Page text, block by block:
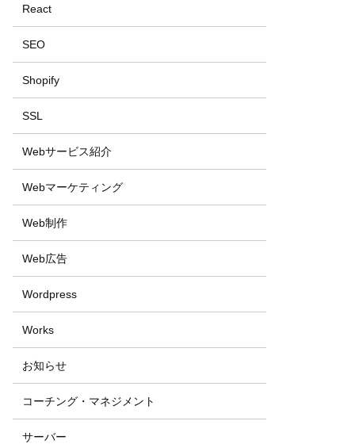
React
SEO
Shopify
SSL
Webサービス紹介
Webマーケティング
Web制作
Web広告
Wordpress
Works
お知らせ
コーチング・マネジメント
サーバー